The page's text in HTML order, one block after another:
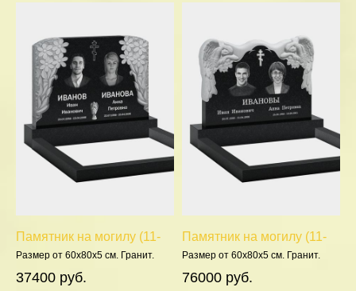
Памятник на могилу (11-
357)
Размер от 60х80х5 см. Гранит.
37400 руб.
Памятник на могилу (11-
390)
Размер от 60х80х5 см. Гранит.
76000 руб.